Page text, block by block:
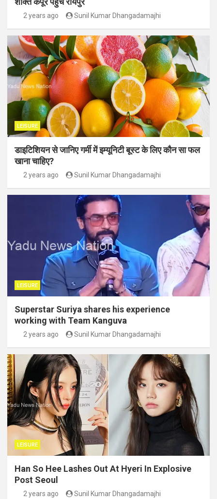
2 years ago Sunil Kumar Dhangadamajhi
LEISURE
डाइटिशियन से जानिए गर्मी में इम्यूनिटी बूस्ट के लिए कौन सा फल
खाना चाहिए?
2 years ago Sunil Kumar Dhangadamajhi
LEISURE
Superstar Suriya shares his experience
working with Team Kanguva
2 years ago Sunil Kumar Dhangadamajhi
LEISURE
Han So Hee Lashes Out At Hyeri In Explosive
Post Seoul
2 years ago Sunil Kumar Dhangadamajhi